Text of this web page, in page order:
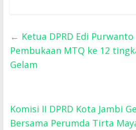
← Ketua DPRD Edi
Pembukaan MTQ ke 12
Gelam
Komisi II DPRD Kota Jambi
Bersama Perumda Tirta